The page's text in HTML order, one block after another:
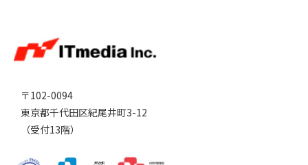
〒102-0094
東京都千代田区紀尾井町3-12
（受付13階）